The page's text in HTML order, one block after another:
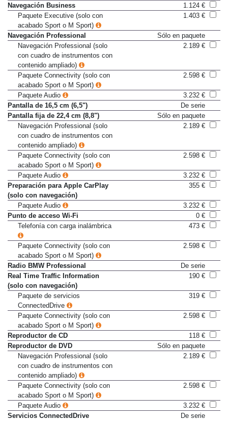
Navegación Business
1.124 €
Paquete Executive (solo con
acabado Sport o M Sport)
1.403 €
Navegación Professional
Sólo en paquete
Navegación Professional (solo
con cuadro de instrumentos con
contenido ampliado)
2.189 €
Paquete Connectivity (solo con
acabado Sport o M Sport)
2.598 €
Paquete Audio
3.232 €
Pantalla de 16,5 cm (6,5")
De serie
Pantalla fija de 22,4 cm (8,8")
Sólo en paquete
Navegación Professional (solo
con cuadro de instrumentos con
contenido ampliado)
2.189 €
Paquete Connectivity (solo con
acabado Sport o M Sport)
2.598 €
Paquete Audio
3.232 €
Preparación para Apple CarPlay
(solo con navegación)
355 €
Paquete Audio
3.232 €
Punto de acceso Wi-Fi
0 €
Telefonía con carga inalámbrica
473 €
Paquete Connectivity (solo con
acabado Sport o M Sport)
2.598 €
Radio BMW Professional
De serie
Real Time Traffic Information
(solo con navegación)
190 €
Paquete de servicios
ConnectedDrive
319 €
Paquete Connectivity (solo con
acabado Sport o M Sport)
2.598 €
Reproductor de CD
118 €
Reproductor de DVD
Sólo en paquete
Navegación Professional (solo
con cuadro de instrumentos con
contenido ampliado)
2.189 €
Paquete Connectivity (solo con
acabado Sport o M Sport)
2.598 €
Paquete Audio
3.232 €
Servicios ConnectedDrive
De serie